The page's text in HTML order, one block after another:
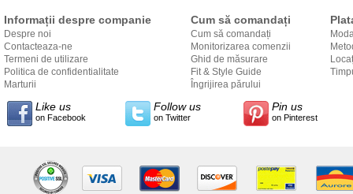
Informații despre companie
Despre noi
Contacteaza-ne
Termeni de utilizare
Politica de confidentialitate
Marturii
Cum să comandați
Cum să comandați
Monitorizarea comenzii
Ghid de măsurare
Fit & Style Guide
Îngrijirea părului
către
Like us
on Facebook
Follow us
on Twitter
Pin us
on Pinterest